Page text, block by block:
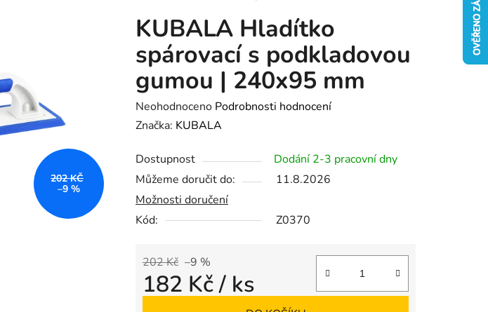
KUBALA Hladítko
spárovací s podkladovou
gumou | 240x95 mm
Průměrné
hodnocení
je
0,0
z
5
Neohodnoceno Podrobnosti hodnocení
Značka: KUBALA
Dostupnost
Dodání 2-3 pracovní dny
Můžeme doručit do:
11.8.2026
Možnosti doručení
Kód:
Z0370
202 Kč –9 %
182 Kč/ ks
202 KČ
–9 %